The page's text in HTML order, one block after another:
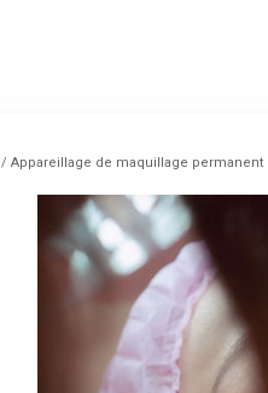
/ Appareillage de maquillage